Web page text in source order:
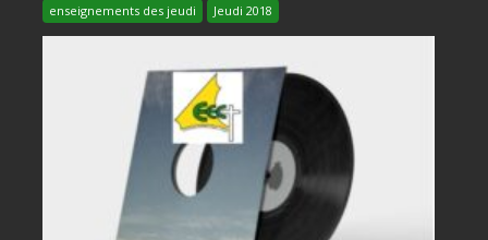
enseignements des jeudi Jeudi 2018